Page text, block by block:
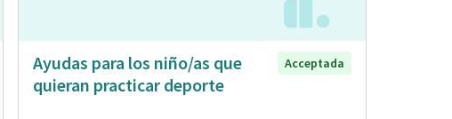
Ayudas para los niño/as que
quieran practicar deporte
Acceptada